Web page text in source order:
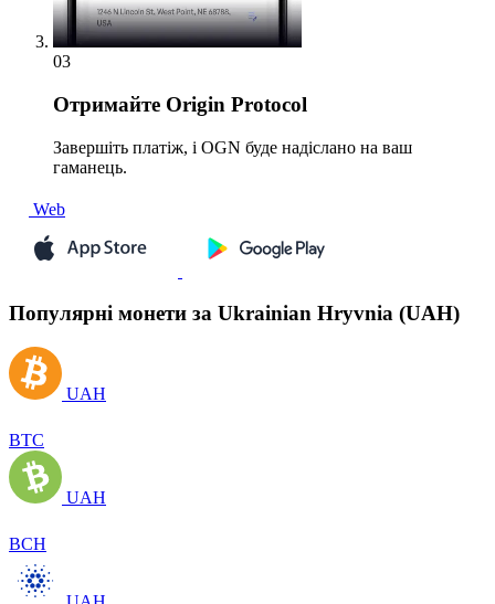
03
Отримайте Origin Protocol
Завершіть платіж, і OGN буде надіслано на ваш
гаманець.
Web
Популярні монети за Ukrainian Hryvnia (UAH)
UAH
BTC
UAH
BCH